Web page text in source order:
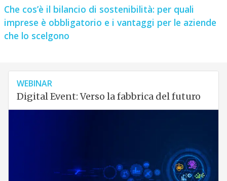
Che cos’è il bilancio di sostenibilità: per quali
imprese è obbligatorio e i vantaggi per le aziende
che lo scelgono
WEBINAR
Digital Event: Verso la fabbrica del futuro